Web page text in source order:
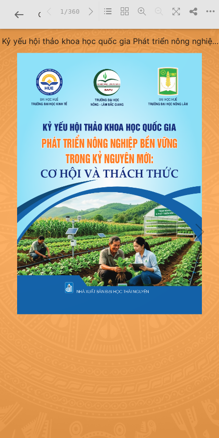
CHI TIẾT SÁCH
Kỷ yếu hội thảo khoa học quốc gia Phát triển nông nghiệp
bền vững trong kỷ nguyên mới: Cơ hội và thách thức
1/360